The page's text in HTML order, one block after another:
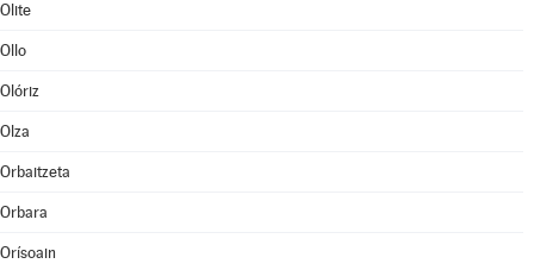
Olite
Ollo
Olóriz
Olza
Orbaitzeta
Orbara
Orísoain